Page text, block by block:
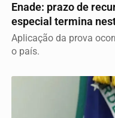
Enade: prazo de
especial termina
Aplicação da prova
o país.